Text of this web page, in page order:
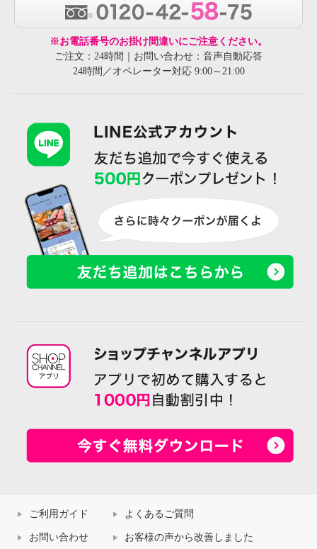
※お電話番号のお掛け間違いにご注意ください。
ご注文：24時間｜お問い合わせ：音声自動応答
24時間／オペレーター対応 9:00～21:00
ご利用ガイド よくあるご質問
お問い合わせ お客様の声から改善しました